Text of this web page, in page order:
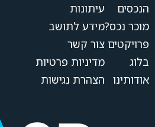
הנכסים
מוכר נכס?
פרויקטים
בלוג
אודותינו
עיתונות
מידע לתושב
צור קשר
מדיניות פרטיות
הצהרת נגישות